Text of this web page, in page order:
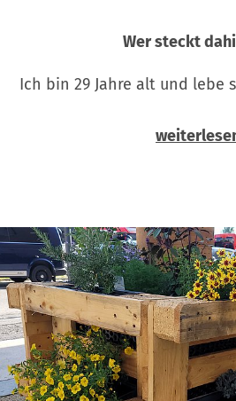
Wer steckt
Ich bin 29 Jahre alt und lebe